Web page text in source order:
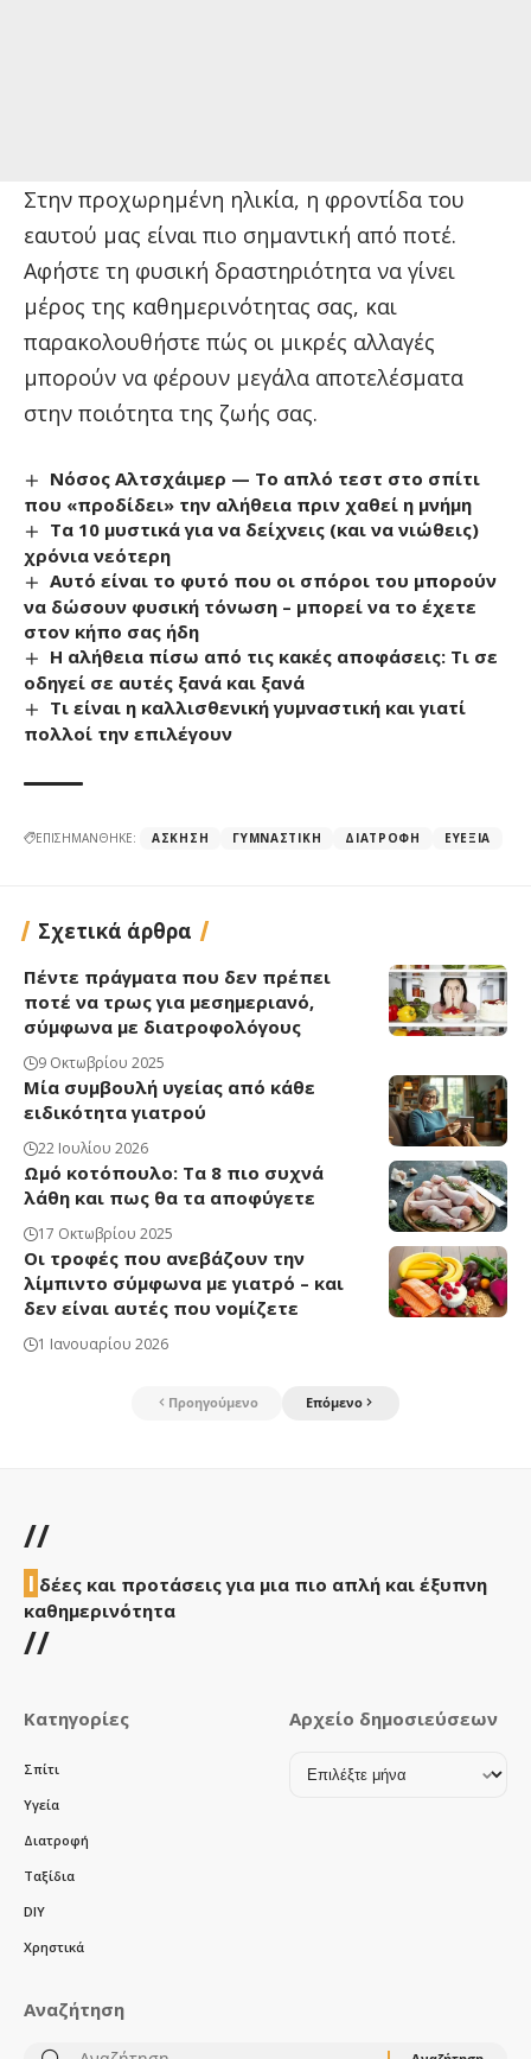
Στην προχωρημένη ηλικία, η φροντίδα του
εαυτού μας είναι πιο σημαντική από ποτέ.
Αφήστε τη φυσική δραστηριότητα να γίνει
μέρος της καθημερινότητας σας, και
παρακολουθήστε πώς οι μικρές αλλαγές
μπορούν να φέρουν μεγάλα αποτελέσματα
στην ποιότητα της ζωής σας.
Νόσος Αλτσχάιμερ — Το απλό τεστ στο σπίτι
που «προδίδει» την αλήθεια πριν χαθεί η μνήμη
Τα 10 μυστικά για να δείχνεις (και να νιώθεις)
χρόνια νεότερη
Αυτό είναι το φυτό που οι σπόροι του μπορούν
να δώσουν φυσική τόνωση – μπορεί να το έχετε
στον κήπο σας ήδη
Η αλήθεια πίσω από τις κακές αποφάσεις: Τι σε
οδηγεί σε αυτές ξανά και ξανά
Τι είναι η καλλισθενική γυμναστική και γιατί
πολλοί την επιλέγουν
ΕΠΙΣΗΜΑΝΘΗΚΕ: ΆΣΚΗΣΗ ΓΥΜΝΑΣΤΙΚΉ ΔΙΑΤΡΟΦΉ ΕΥΕΞΊΑ
Σχετικά άρθρα
Πέντε πράγματα που δεν πρέπει
ποτέ να τρως για μεσημεριανό,
σύμφωνα με διατροφολόγους
9 Οκτωβρίου 2025
Μία συμβουλή υγείας από κάθε
ειδικότητα γιατρού
22 Ιουλίου 2026
Ωμό κοτόπουλο: Τα 8 πιο συχνά
λάθη και πως θα τα αποφύγετε
17 Οκτωβρίου 2025
Οι τροφές που ανεβάζουν την
λίμπιντο σύμφωνα με γιατρό – και
δεν είναι αυτές που νομίζετε
1 Ιανουαρίου 2026
Προηγούμενο Επόμενο
//
Ι δέες και προτάσεις για μια πιο απλή και έξυπνη
καθημερινότητα
//
Κατηγορίες
Σπίτι
Υγεία
Διατροφή
Ταξίδια
DIY
Χρηστικά
Αρχείο δημοσιεύσεων
Αρχείο
Αναζήτηση